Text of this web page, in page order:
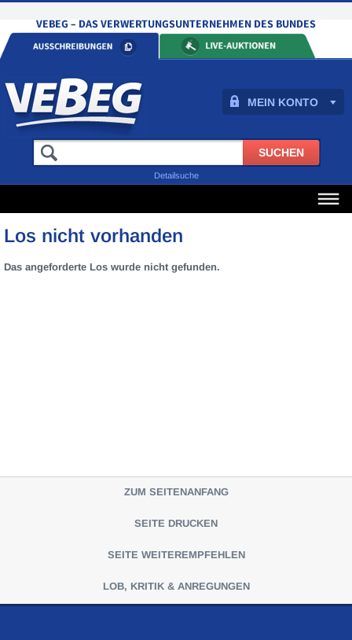
MEIN KONTO
Detailsuche
Los nicht vorhanden
Das angeforderte Los wurde nicht gefunden.
ZUM SEITENANFANG
SEITE DRUCKEN
SEITE WEITEREMPFEHLEN
LOB, KRITIK & ANREGUNGEN